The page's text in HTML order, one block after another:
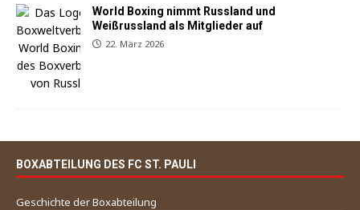
World Boxing nimmt Russland und
Weißrussland als Mitglieder auf
22. März 2026
BOXABTEILUNG DES FC ST. PAULI
Geschichte der Boxabteilung